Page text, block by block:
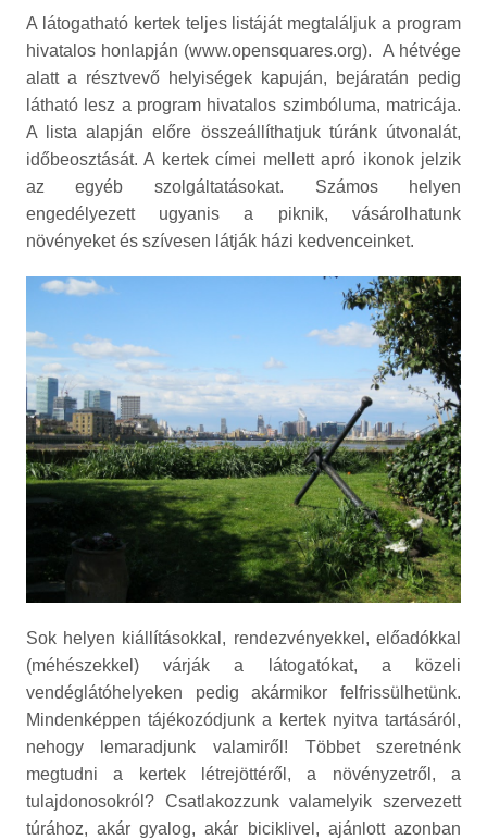
A látogatható kertek teljes listáját megtaláljuk a program
hivatalos honlapján (www.opensquares.org). A hétvége
alatt a résztvevő helyiségek kapuján, bejáratán pedig
látható lesz a program hivatalos szimbóluma, matricája.
A lista alapján előre összeállíthatjuk túránk útvonalát,
időbeosztását. A kertek címei mellett apró ikonok jelzik
az egyéb szolgáltatásokat. Számos helyen
engedélyezett ugyanis a piknik, vásárolhatunk
növényeket és szívesen látják házi kedvenceinket.
Sok helyen kiállításokkal, rendezvényekkel, előadókkal
(méhészekkel) várják a látogatókat, a közeli
vendéglátóhelyeken pedig akármikor felfrissülhetünk.
Mindenképpen tájékozódjunk a kertek nyitva tartásáról,
nehogy lemaradjunk valamiről! Többet szeretnénk
megtudni a kertek létrejöttéről, a növényzetről, a
tulajdonosokról? Csatlakozzunk valamelyik szervezett
túrához, akár gyalog, akár biciklivel, ajánlott azonban